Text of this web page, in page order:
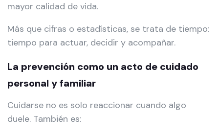
mayor calidad de vida.
Más que cifras o estadísticas, se trata de tiempo:
tiempo para actuar, decidir y acompañar.
La prevención como un acto de cuidado
personal y familiar
Cuidarse no es solo reaccionar cuando algo
duele. También es: